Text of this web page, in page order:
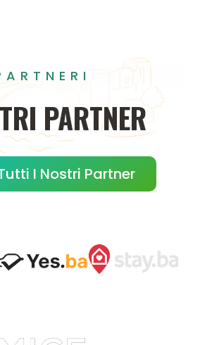
PARTNER
I Nostri Partner